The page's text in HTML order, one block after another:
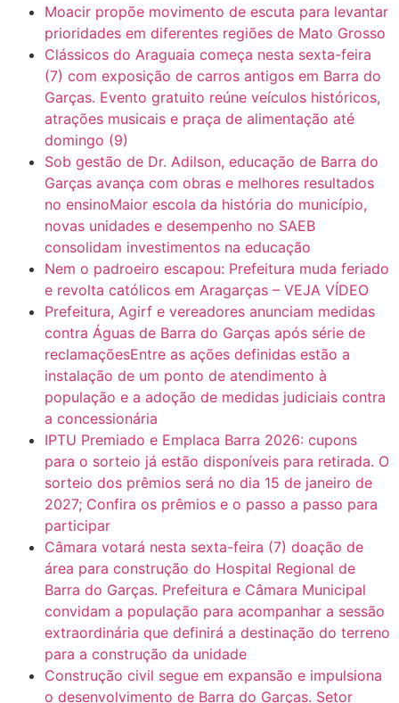
Moacir propõe movimento de escuta para levantar
prioridades em diferentes regiões de Mato Grosso
Clássicos do Araguaia começa nesta sexta-feira
(7) com exposição de carros antigos em Barra do
Garças. Evento gratuito reúne veículos históricos,
atrações musicais e praça de alimentação até
domingo (9)
Sob gestão de Dr. Adilson, educação de Barra do
Garças avança com obras e melhores resultados
no ensinoMaior escola da história do município,
novas unidades e desempenho no SAEB
consolidam investimentos na educação
Nem o padroeiro escapou: Prefeitura muda feriado
e revolta católicos em Aragarças – VEJA VÍDEO
Prefeitura, Agirf e vereadores anunciam medidas
contra Águas de Barra do Garças após série de
reclamaçõesEntre as ações definidas estão a
instalação de um ponto de atendimento à
população e a adoção de medidas judiciais contra
a concessionária
IPTU Premiado e Emplaca Barra 2026: cupons
para o sorteio já estão disponíveis para retirada. O
sorteio dos prêmios será no dia 15 de janeiro de
2027; Confira os prêmios e o passo a passo para
participar
Câmara votará nesta sexta-feira (7) doação de
área para construção do Hospital Regional de
Barra do Garças. Prefeitura e Câmara Municipal
convidam a população para acompanhar a sessão
extraordinária que definirá a destinação do terreno
para a construção da unidade
Construção civil segue em expansão e impulsiona
o desenvolvimento de Barra do Garças. Setor